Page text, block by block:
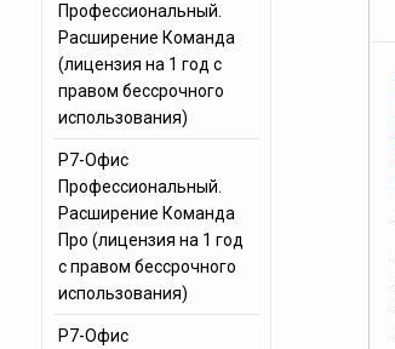
Профессиональный.
Расширение Команда
(лицензия на 1 год с
правом бессрочного
использования)
Р7-Офис
Профессиональный.
Расширение Команда
Про (лицензия на 1 год
с правом бессрочного
использования)
Р7-Офис